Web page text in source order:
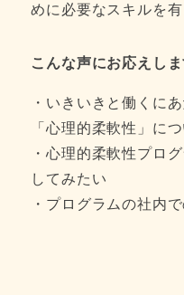
めに必要なスキルを有
こんな声にお応えし
・いきいきと働くに
「心理的柔軟性」に
・心理的柔軟性プロ
してみたい
・プログラムの社内